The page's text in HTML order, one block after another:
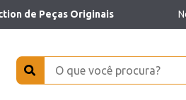
de Peças Originais